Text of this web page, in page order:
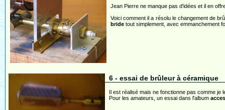
Jean Pierre ne manque pas d'idées et il en
Voici comment il a résolu le changement de
bride tout simplement, avec emmanchement
6 - essai de brûleur à céramique
Il est réalisé mais ne fonctionne pas comme je
Pour les amateurs, un essai dans l'album